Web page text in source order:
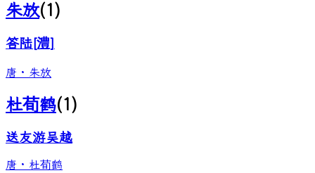
朱放(1)
答陆[澧]
唐 · 朱放
杜荀鹤(1)
送友游吴越
唐 · 杜荀鹤